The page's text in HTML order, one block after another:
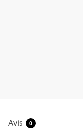
Avis 0